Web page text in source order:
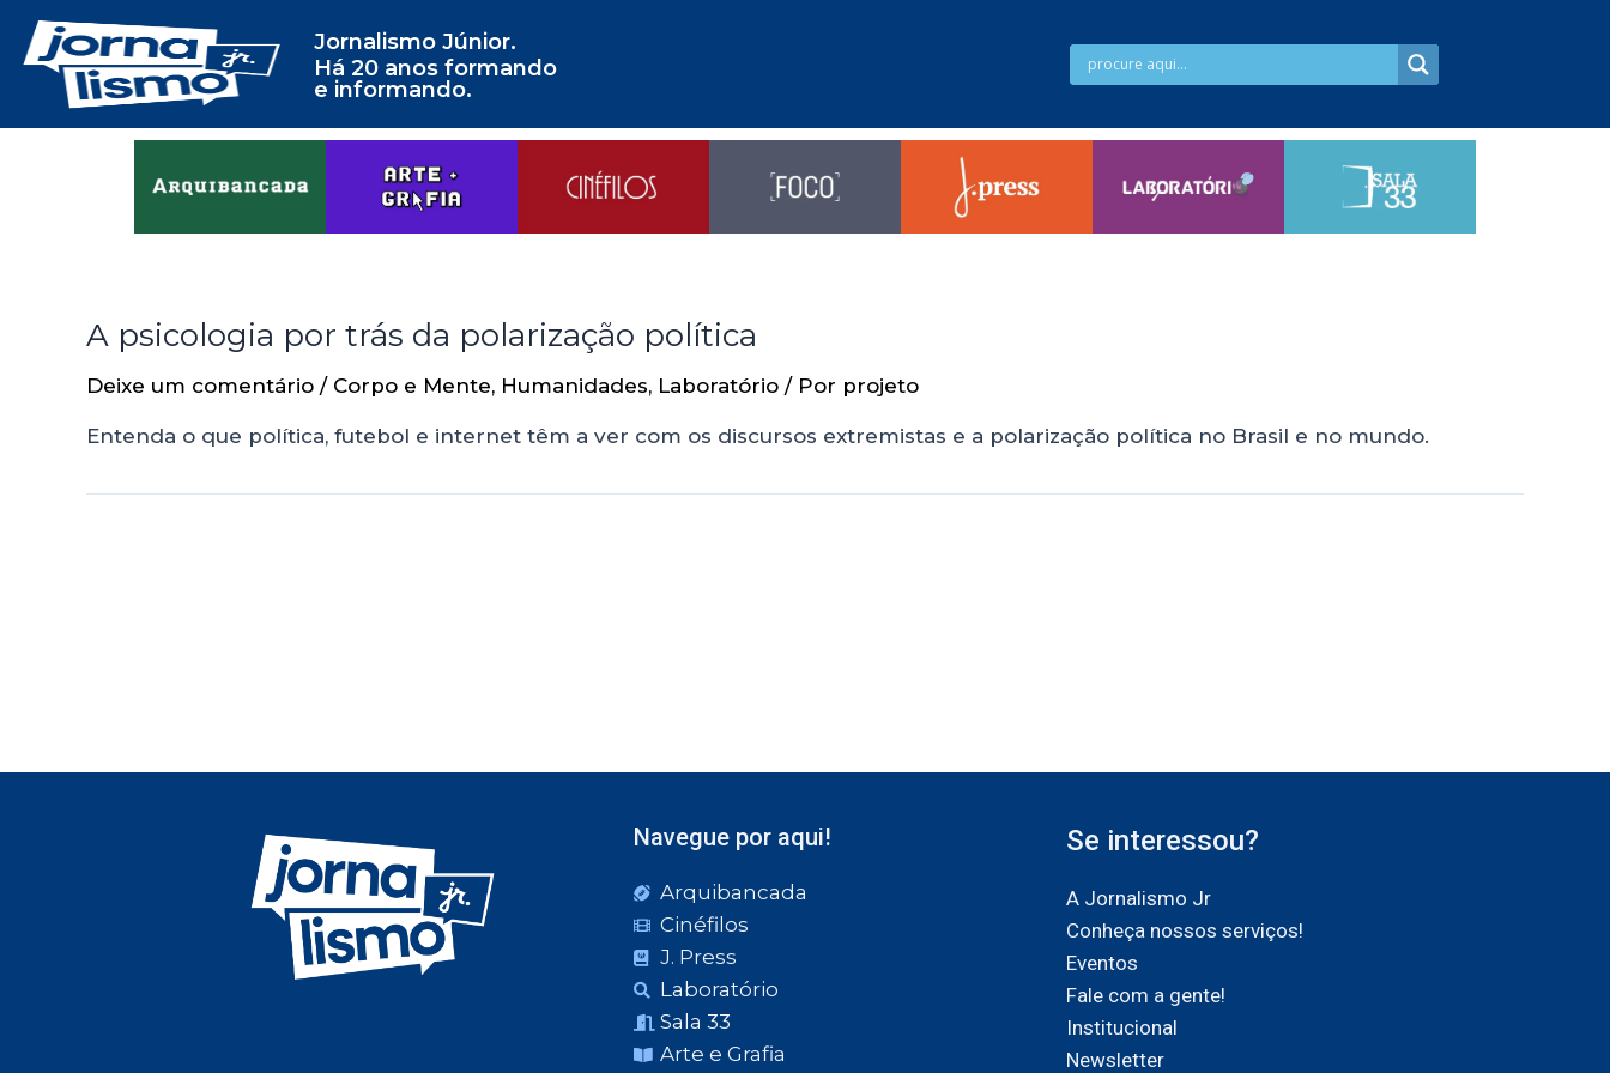
Jornalismo Júnior.
Há 20 anos formando
e informando.
A psicologia por trás da polarização política
Deixe um comentário / Corpo e Mente, Humanidades, Laboratório / Por projeto
Entenda o que política, futebol e internet têm a ver com os discursos extremistas e a polarização política no Brasil e no mundo.
Navegue por aqui!
Arquibancada
Cinéfilos
J. Press
Laboratório
Sala 33
Arte e Grafia
Se interessou?
A Jornalismo Jr
Conheça nossos serviços!
Eventos
Fale com a gente!
Institucional
Newsletter